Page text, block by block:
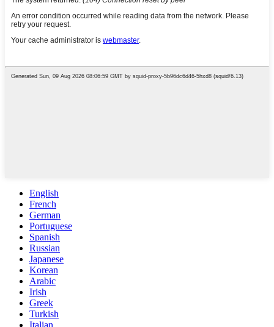
English
French
German
Portuguese
Spanish
Russian
Japanese
Korean
Arabic
Irish
Greek
Turkish
Italian